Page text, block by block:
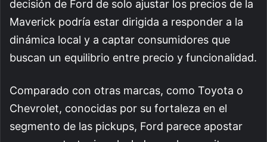
decisión de Ford de solo ajustar los precios de la
Maverick podría estar dirigida a responder a la
dinámica local y a captar consumidores que
buscan un equilibrio entre precio y funcionalidad.
Comparado con otras marcas, como Toyota o
Chevrolet, conocidas por su fortaleza en el
segmento de las pickups, Ford parece apostar